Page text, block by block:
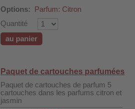
Options:
Parfum: Citron
Quantité
au panier
Paquet de cartouches parfumées
Paquet de cartouches de parfum 5
cartouches dans les parfums citron et
jasmin